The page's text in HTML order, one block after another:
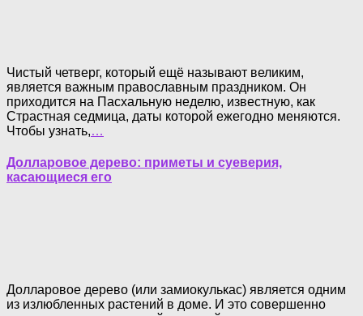
Чистый четверг, который ещё называют великим,
является важным православным праздником. Он
приходится на Пасхальную неделю, известную, как
Страстная седмица, даты которой ежегодно меняются.
Чтобы узнать,…
Долларовое дерево: приметы и суеверия,
касающиеся его
Долларовое дерево (или замиокулькас) является одним
из излюбленных растений в доме. И это совершенно